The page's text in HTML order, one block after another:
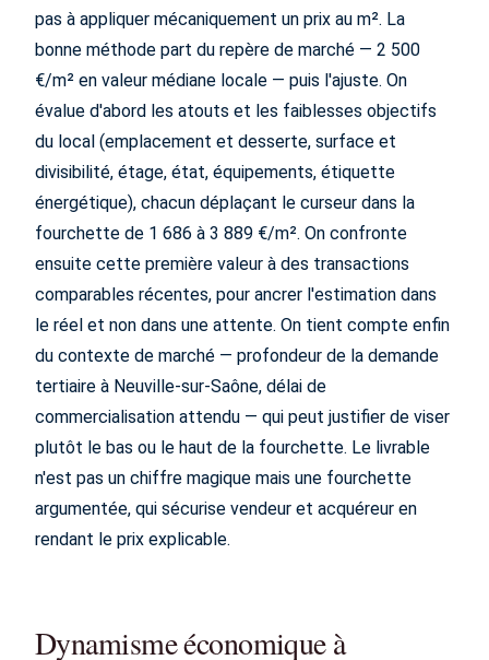
pas à appliquer mécaniquement un prix au m². La
bonne méthode part du repère de marché — 2 500
€/m² en valeur médiane locale — puis l'ajuste. On
évalue d'abord les atouts et les faiblesses objectifs
du local (emplacement et desserte, surface et
divisibilité, étage, état, équipements, étiquette
énergétique), chacun déplaçant le curseur dans la
fourchette de 1 686 à 3 889 €/m². On confronte
ensuite cette première valeur à des transactions
comparables récentes, pour ancrer l'estimation dans
le réel et non dans une attente. On tient compte enfin
du contexte de marché — profondeur de la demande
tertiaire à Neuville-sur-Saône, délai de
commercialisation attendu — qui peut justifier de viser
plutôt le bas ou le haut de la fourchette. Le livrable
n'est pas un chiffre magique mais une fourchette
argumentée, qui sécurise vendeur et acquéreur en
rendant le prix explicable.
Dynamisme économique à